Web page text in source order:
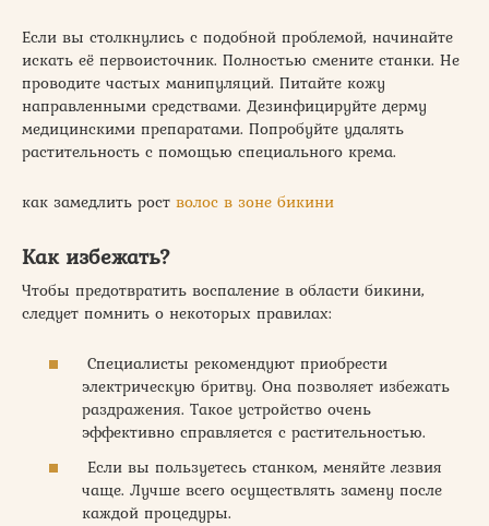
Если вы столкнулись с подобной проблемой, начинайте
искать её первоисточник. Полностью смените станки. Не
проводите частых манипуляций. Питайте кожу
направленными средствами. Дезинфицируйте дерму
медицинскими препаратами. Попробуйте удалять
растительность с помощью специального крема.
как замедлить рост волос в зоне бикини
Как избежать?
Чтобы предотвратить воспаление в области бикини,
следует помнить о некоторых правилах:
Специалисты рекомендуют приобрести
электрическую бритву. Она позволяет избежать
раздражения. Такое устройство очень
эффективно справляется с растительностью.
Если вы пользуетесь станком, меняйте лезвия
чаще. Лучше всего осуществлять замену после
каждой процедуры.